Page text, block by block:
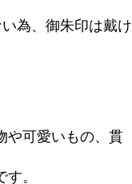
為、御朱印は戴け
や可愛いもの、貫
。